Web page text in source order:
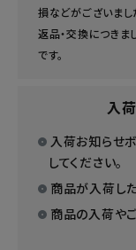
損などがございまし
返品・交換につきま
です。
入
入荷お知らせ
してください。
商品が入荷し
商品の入荷や